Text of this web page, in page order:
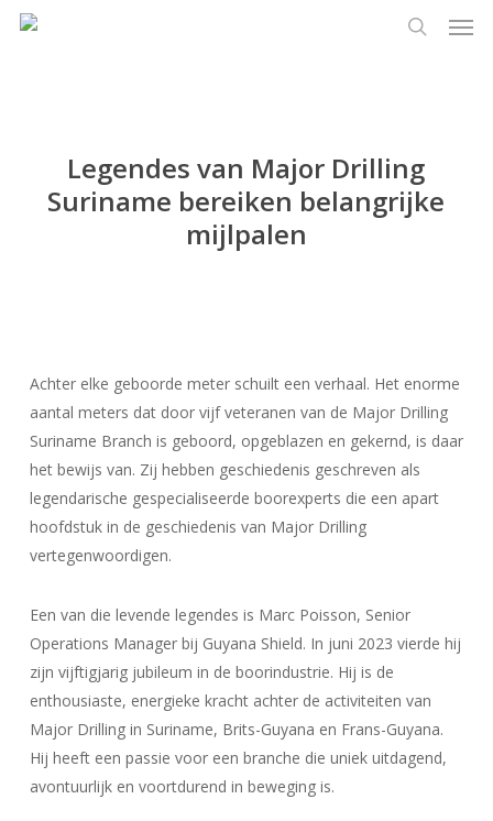
Legendes van Major Drilling
Suriname bereiken belangrijke
mijlpalen
Achter elke geboorde meter schuilt een verhaal. Het enorme
aantal meters dat door vijf veteranen van de Major Drilling
Suriname Branch is geboord, opgeblazen en gekernd, is daar
het bewijs van. Zij hebben geschiedenis geschreven als
legendarische gespecialiseerde boorexperts die een apart
hoofdstuk in de geschiedenis van Major Drilling
vertegenwoordigen.
Een van die levende legendes is Marc Poisson, Senior
Operations Manager bij Guyana Shield. In juni 2023 vierde hij
zijn vijftigjarig jubileum in de boorindustrie. Hij is de
enthousiaste, energieke kracht achter de activiteiten van
Major Drilling in Suriname, Brits-Guyana en Frans-Guyana.
Hij heeft een passie voor een branche die uniek uitdagend,
avontuurlijk en voortdurend in beweging is.